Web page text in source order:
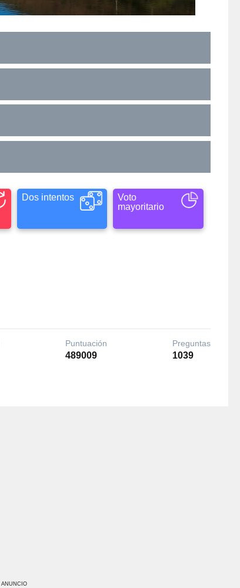
Dos intentos
Voto
mayoritario
Puntuación
489009
Preguntas
1039
ANUNCIO